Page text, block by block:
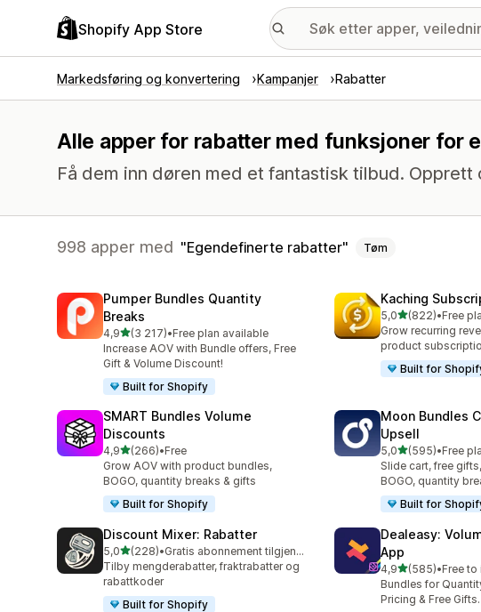
Shopify App Store
Markedsføring og konvertering Kampanjer Rabatter
Alle apper for rabatter med funksjoner for
Få dem inn døren med et fantastisk tilbud.
998 apper med Egendefinerte rabatter Tøm
Pumper Bundles Quantity
Breaks
4,9av 5 stjerner
(3 217)
Totalt 3217 omtaler
•Free plan available
Increase AOV with Bundle offers, Free
Gift & Volume Discount!
Built for Shopify
Kaching
5,0av 5 stjerner
(822)
Totalt 822 omtaler
•Free
Grow recurring
product
Built for
SMART Bundles Volume
Discounts
4,9av 5 stjerner
(266)
Totalt 266 omtaler
•Free
Grow AOV with product bundles,
BOGO, quantity breaks & gifts
Built for Shopify
Moon Bundles
Upsell
5,0av 5 stjerner
(595)
Totalt 595 omtaler
•Free
Slide cart, free
BOGO, quantity
Built for
Discount Mixer: Rabatter
5,0av 5 stjerner
(228)
Totalt 228 omtaler
•
Gratis abonnement tilgjengelig
Tilby mengderabatter, fraktrabatter og
rabattkoder
Built for Shopify
Dealeasy:
App
4,9av 5 stjerner
(585)
Totalt 585 omtaler
•Free to
Bundles for
Pricing & Free Gifts.